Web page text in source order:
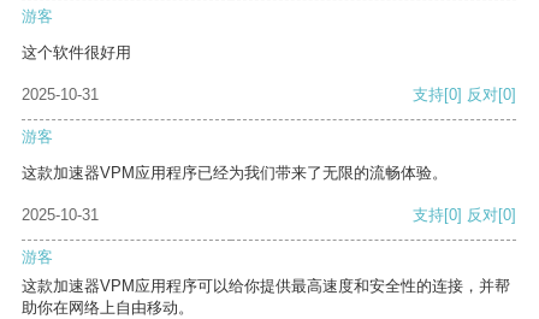
游客
这个软件很好用
2025-10-31 支持[0] 反对[0]
游客
这款加速器VPM应用程序已经为我们带来了无限的流畅体验。
2025-10-31 支持[0] 反对[0]
游客
这款加速器VPM应用程序可以给你提供最高速度和安全性的连接，并帮
助你在网络上自由移动。